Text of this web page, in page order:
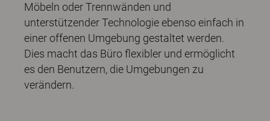
Möbeln oder Trennwänden und
unterstützender Technologie ebenso einfach in
einer offenen Umgebung gestaltet werden.
Dies macht das Büro flexibler und ermöglicht
es den Benutzern, die Umgebungen zu
verändern.